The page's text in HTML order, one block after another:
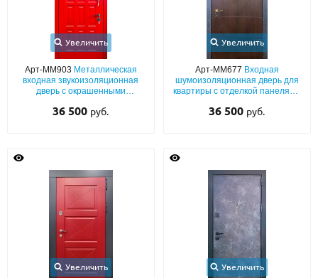
Увеличить
Арт-ММ903 Металлическая
входная звукоизоляционная
дверь с окрашенными
оттенок по RAL) с двух сторон
36 500 руб.
Увеличить
Арт-ММ677 Входная
шумоизоляционная дверь для
квартиры с отделкой панелями
окрашенными наличниками
36 500 руб.
Увеличить Увеличить